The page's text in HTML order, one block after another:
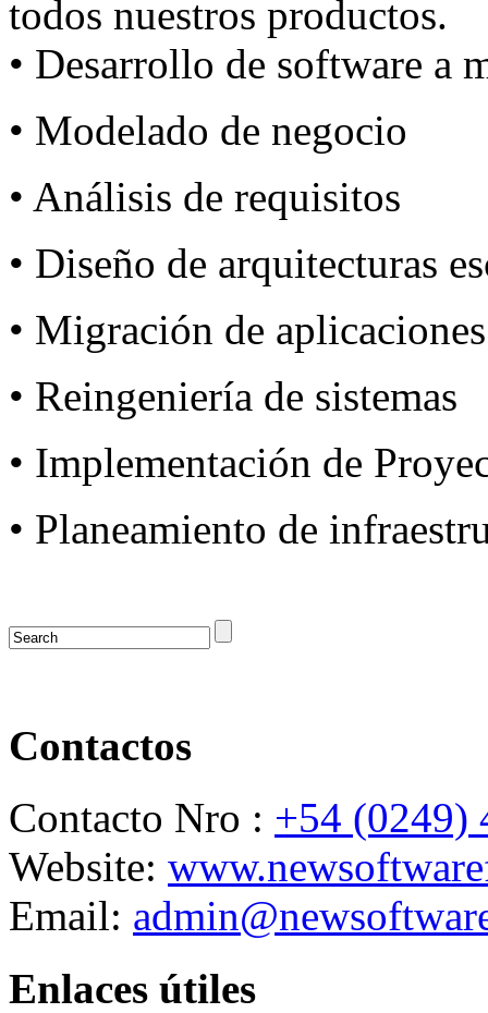
todos nuestros productos.
• Desarrollo de software a
• Modelado de negocio
• Análisis de requisitos
• Diseño de arquitecturas
• Migración de aplicaciones
• Reingeniería de sistemas
• Implementación de
• Planeamiento de
Contactos
Contacto Nro : +54 (0249)
Website:
Email:
Enlaces útiles